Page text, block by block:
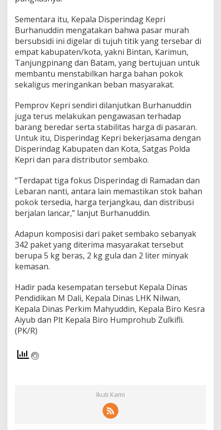
Sementara itu, Kepala Disperindag Kepri
Burhanuddin mengatakan bahwa pasar murah
bersubsidi ini digelar di tujuh titik yang tersebar di
empat kabupaten/kota, yakni Bintan, Karimun,
Tanjungpinang dan Batam, yang bertujuan untuk
membantu menstabilkan harga bahan pokok
sekaligus meringankan beban masyarakat.
Pemprov Kepri sendiri dilanjutkan Burhanuddin
juga terus melakukan pengawasan terhadap
barang beredar serta stabilitas harga di pasaran.
Untuk itu, Disperindag Kepri bekerjasama dengan
Disperindag Kabupaten dan Kota, Satgas Polda
Kepri dan para distributor sembako.
“Terdapat tiga fokus Disperindag di Ramadan dan
Lebaran nanti, antara lain memastikan stok bahan
pokok tersedia, harga terjangkau, dan distribusi
berjalan lancar,” lanjut Burhanuddin.
Adapun komposisi dari paket sembako sebanyak
342 paket yang diterima masyarakat tersebut
berupa 5 kg beras, 2 kg gula dan 2 liter minyak
kemasan.
Hadir pada kesempatan tersebut Kepala Dinas
Pendidikan M Dali, Kepala Dinas LHK Nilwan,
Kepala Dinas Perkim Mahyuddin, Kepala Biro Kesra
Aiyub dan Plt Kepala Biro Humprohub Zulkifli.
(PK/R)
Ikuti Kami